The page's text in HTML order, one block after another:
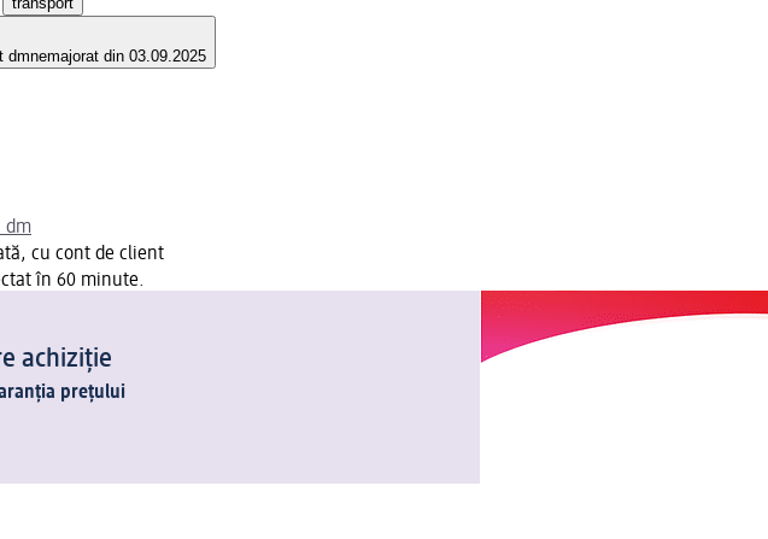
dmnemajorat din 03.09.2025
dm
cu cont de client
în 60 minute.
achiziție
prețului